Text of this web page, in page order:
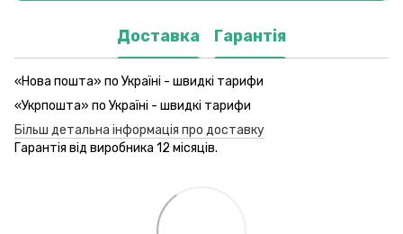
Доставка Гарантія
«Нова пошта» по Україні - швидкі тарифи
«Укрпошта» по Україні - швидкі тарифи
Більш детальна інформація про доставку
Гарантія від виробника 12 місяців.